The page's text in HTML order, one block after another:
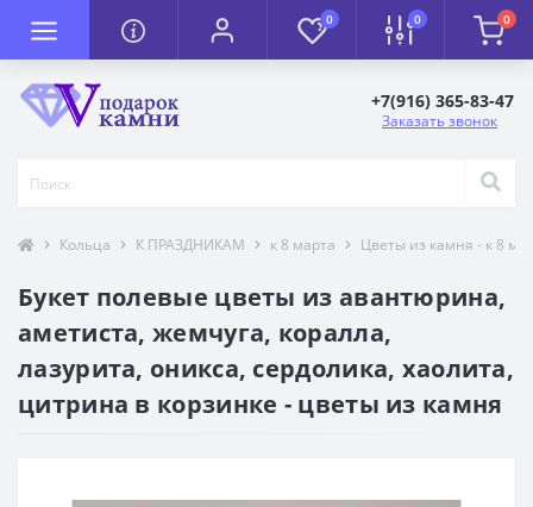
0 0 0
+7(916) 365-83-47
Заказать звонок
Кольца К ПРАЗДНИКАМ к 8 марта Цветы из камня - к 8
Букет полевые цветы из авантюрина,
аметиста, жемчуга, коралла,
лазурита, оникса, сердолика, хаолита,
цитрина в корзинке - цветы из камня